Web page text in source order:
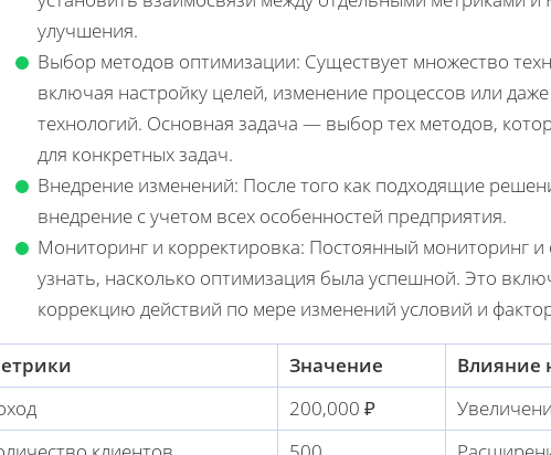
улучшения.
Выбор методов оптимизации: Существует множество
включая настройку целей, изменение процессов или
технологий. Основная задача — выбор тех методов,
для конкретных задач.
Внедрение изменений: После того как подходящие
внедрение с учетом всех особенностей предприятия.
Мониторинг и корректировка: Постоянный мониторинг и
узнать, насколько оптимизация была успешной. Это
коррекцию действий по мере изменений условий и
Значение
Влияние
200,000 ₽